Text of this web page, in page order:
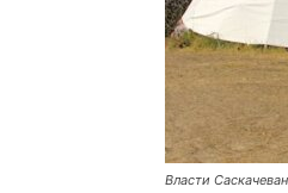
Власти